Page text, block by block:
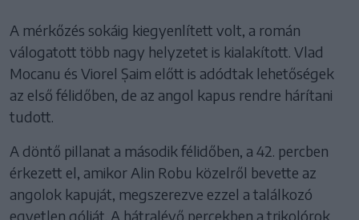
A mérkőzés sokáig kiegyenlített volt, a román
válogatott több nagy helyzetet is kialakított. Vlad
Mocanu és Viorel Șaim előtt is adódtak lehetőségek
az első félidőben, de az angol kapus rendre hárítani
tudott.
A döntő pillanat a második félidőben, a 42. percben
érkezett el, amikor Alin Robu közelről bevette az
angolok kapuját, megszerezve ezzel a találkozó
egyetlen gólját. A hátralévő percekben a trikolórok